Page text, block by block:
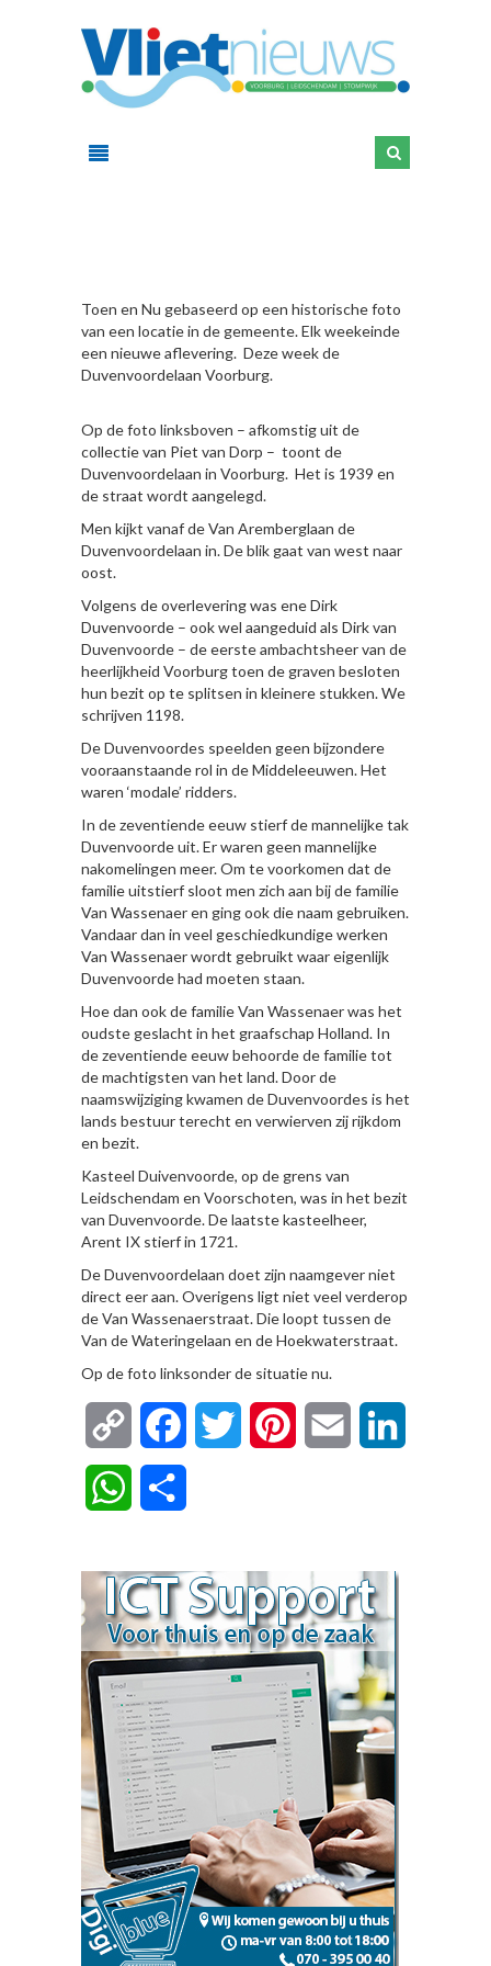
Toen en Nu gebaseerd op een historische foto
van een locatie in de gemeente. Elk weekeinde
een nieuwe aflevering. Deze week de
Duvenvoordelaan Voorburg.
Op de foto linksboven – afkomstig uit de
collectie van Piet van Dorp – toont de
Duvenvoordelaan in Voorburg. Het is 1939 en
de straat wordt aangelegd.
Men kijkt vanaf de Van Aremberglaan de
Duvenvoordelaan in. De blik gaat van west naar
oost.
Volgens de overlevering was ene Dirk
Duvenvoorde – ook wel aangeduid als Dirk van
Duvenvoorde – de eerste ambachtsheer van de
heerlijkheid Voorburg toen de graven besloten
hun bezit op te splitsen in kleinere stukken. We
schrijven 1198.
De Duvenvoordes speelden geen bijzondere
vooraanstaande rol in de Middeleeuwen. Het
waren ‘modale’ ridders.
In de zeventiende eeuw stierf de mannelijke tak
Duvenvoorde uit. Er waren geen mannelijke
nakomelingen meer. Om te voorkomen dat de
familie uitstierf sloot men zich aan bij de familie
Van Wassenaer en ging ook die naam gebruiken.
Vandaar dan in veel geschiedkundige werken
Van Wassenaer wordt gebruikt waar eigenlijk
Duvenvoorde had moeten staan.
Hoe dan ook de familie Van Wassenaer was het
oudste geslacht in het graafschap Holland. In
de zeventiende eeuw behoorde de familie tot
de machtigsten van het land. Door de
naamswijziging kwamen de Duvenvoordes is het
lands bestuur terecht en verwierven zij rijkdom
en bezit.
Kasteel Duivenvoorde, op de grens van
Leidschendam en Voorschoten, was in het bezit
van Duvenvoorde. De laatste kasteelheer,
Arent IX stierf in 1721.
De Duvenvoordelaan doet zijn naamgever niet
direct eer aan. Overigens ligt niet veel verderop
de Van Wassenaerstraat. Die loopt tussen de
Van de Wateringelaan en de Hoekwaterstraat.
Op de foto linksonder de situatie nu.
Copy
Link
FacebookTwitter Pinterest Email
WhatsApp